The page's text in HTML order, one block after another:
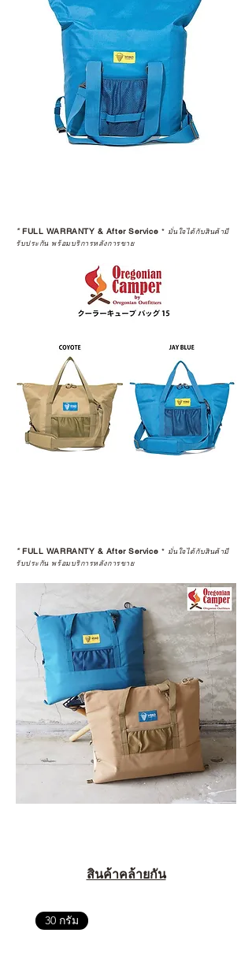
*FULL WARRANTY & After Service * มั่นใจได้กับสินค้ามี
รับประกัน พร้อมบริการหลังการขาย
*FULL WARRANTY & After Service * มั่นใจได้กับสินค้ามี
รับประกัน พร้อมบริการหลังการขาย
สินค้าคล้ายกัน
30 กรัม